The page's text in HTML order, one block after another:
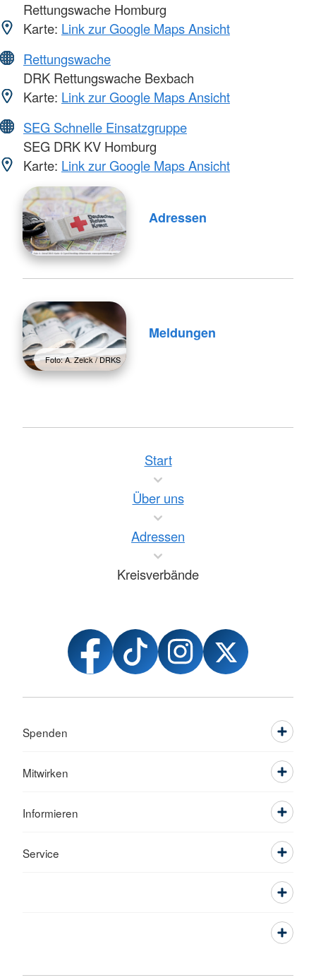
Rettungswache Homburg
Karte: Link zur Google Maps Ansicht
Rettungswache
DRK Rettungswache Bexbach
Karte: Link zur Google Maps Ansicht
SEG Schnelle Einsatzgruppe
SEG DRK KV Homburg
Karte: Link zur Google Maps Ansicht
Adressen
Foto: A. Zelck / DRKS
Meldungen
Start
Über uns
Adressen
Kreisverbände
Spenden
Mitwirken
Informieren
Service